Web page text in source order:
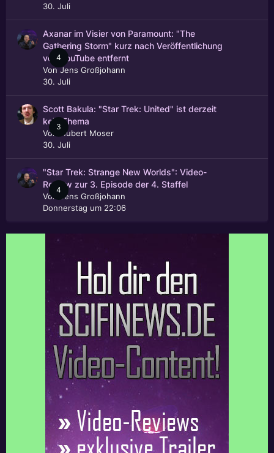
30. Juli
4
Axanar im Visier von Paramount: "The
Gathering Storm" kurz nach Veröffentlichung
von YouTube entfernt
VonJens Großjohann
30. Juli
3
Scott Bakula: "Star Trek: United" ist derzeit
kein Thema
Von
Hubert Moser
30. Juli
4
"Star Trek: Strange New Worlds": Video-
Review zur 3. Episode der 4. Staffel
Von
Jens Großjohann
Donnerstag um 22:06